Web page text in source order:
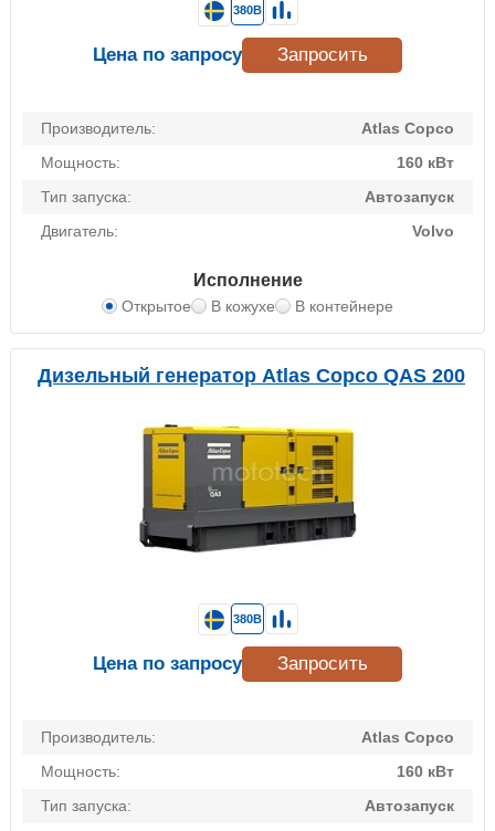
Производитель:
Atlas Copco
Мощность:
160 кВт
Тип запуска:
Автозапуск
Двигатель:
Volvo
Исполнение
Открытое В кожухе В контейнере
380В
Цена по запросу Запросить
Дизельный генератор Atlas Copco QAS 200
Производитель:
Atlas Copco
Мощность:
160 кВт
Тип запуска:
Автозапуск
380В
Цена по запросу Запросить